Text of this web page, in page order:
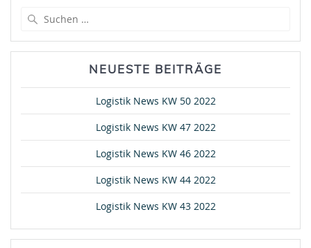
NEUESTE BEITRÄGE
Logistik News KW 50 2022
Logistik News KW 47 2022
Logistik News KW 46 2022
Logistik News KW 44 2022
Logistik News KW 43 2022